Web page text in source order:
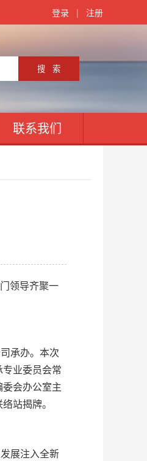
登录 | 注册
联系我们
领导齐聚一
承办。本次
业委员会常
会办公室主
站揭牌。
展注入全新